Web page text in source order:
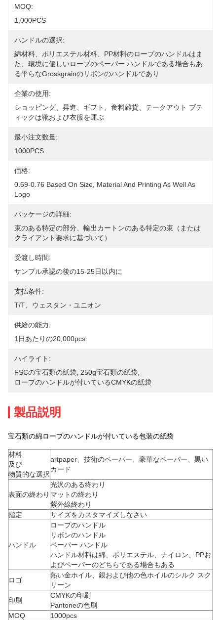
MOQ:
1,000PCS
ハンドルの選択:
綿材料、ポリエステル材料、PP材料のロープのハンドルはま
た、環境に優しいロープのペーパー ハンドルである場合もあ
る平らなgrossgrainのリボンのハンドルであり
企業の使用:
ショッピング、昇進、ギフト、食料雑貨、テークアウト ブテ
ィックは靴および衣服を運ぶ
最小注文数量:
1000PCS
価格:
0.69-0.76 Based On Size, Material And Printing As Well As
Logo
パッケージの詳細:
束のある特定の部分、輸出カートンのある特定の束（または
クライアント要求に基づいて）
受渡し時間:
サンプル承認の後の15-25日以内に
支払条件:
T/T、ウェスタン・ユニオン
供給の能力:
1日あたりの20,000pcs
ハイライト:
FSCの宝石類の紙袋 250g宝石類の紙袋
ロープのハンドルが付いているCMYKの紙袋
製品説明
宝石類の綿ロープのハンドルが付いている包装の紙袋
材料
及び
物質的な選択
artpaper、技術のペーパー、豪華なペーパー、黒い
カード
表面の終わり
光沢のある終わり
マットの終わり
紫外線終わり
指定
サイズをカスタマイズしなさい
ハンドル
ロープのハンドル
リボンのハンドル
ペーパー ハンドル
ハンドル材料は綿、ポリエステル、ナイロン、PPお
よびペーパーのどちらである場合もある
ロゴ
熱い金ホイル、銀および他の色ホイルのシルク スク
リーン
印刷
CMYKの印刷
Pantoneの色刷
MOQ
1000pcs